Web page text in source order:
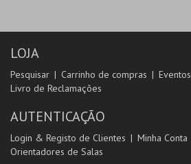
LOJA
Pesquisar Carrinho de compras Eventos
Livro de Reclamações
AUTENTICAÇÃO
Login & Registo de Clientes Minha Conta
Orientadores de Salas